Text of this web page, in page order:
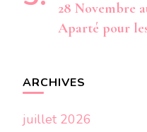
28 Novembre
Aparté pour
ARCHIVES
juillet 2026